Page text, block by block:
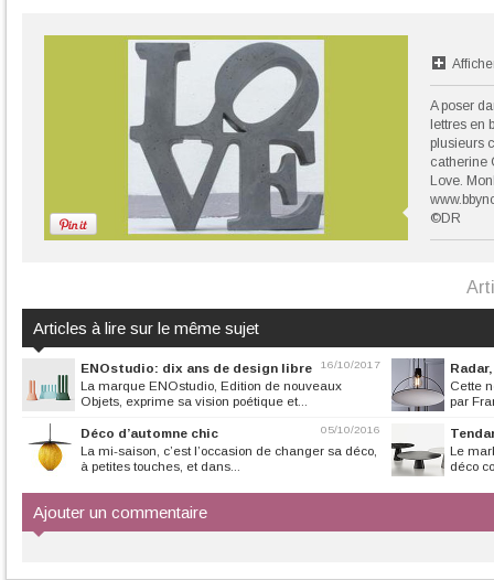
A poser
lettres en
plusieurs
catherine
Love.
©DR
Articles à lire sur le même sujet
16/10/2017
ENOstudio: dix ans de design libre
La marque ENOstudio, Edition de nouveaux
Objets, exprime sa vision poétique et...
Cette
par
05/10/2016
Déco d’automne chic
La mi-saison, c’est l’occasion de changer sa déco,
à petites touches, et dans...
Le
déco
Ajouter un commentaire